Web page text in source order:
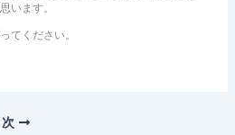
います。
てください。
次